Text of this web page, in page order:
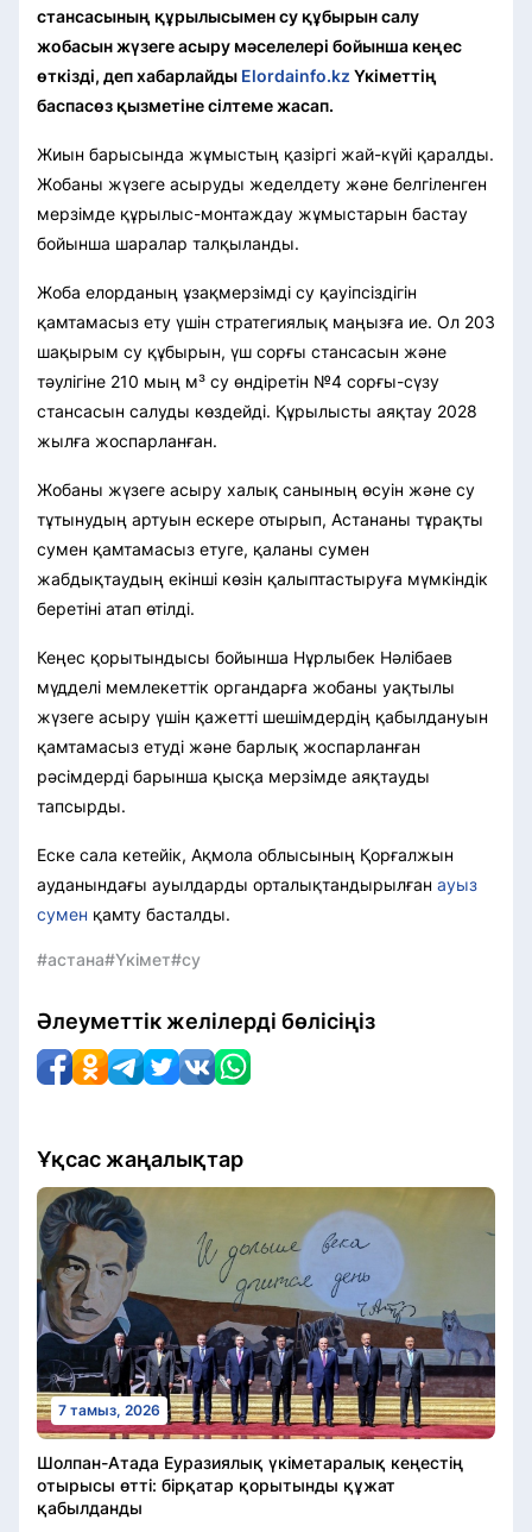
стансасының құрылысымен су құбырын салу
жобасын жүзеге асыру мәселелері бойынша кеңес
өткізді, деп хабарлайды Elordainfo.kz Үкіметтің
баспасөз қызметіне сілтеме жасап.
Жиын барысында жұмыстың қазіргі жай-күйі қаралды.
Жобаны жүзеге асыруды жеделдету және белгіленген
мерзімде құрылыс-монтаждау жұмыстарын бастау
бойынша шаралар талқыланды.
Жоба елорданың ұзақмерзімді су қауіпсіздігін
қамтамасыз ету үшін стратегиялық маңызға ие. Ол 203
шақырым су құбырын, үш сорғы стансасын және
тәулігіне 210 мың м³ су өндіретін №4 сорғы-сүзу
стансасын салуды көздейді. Құрылысты аяқтау 2028
жылға жоспарланған.
Жобаны жүзеге асыру халық санының өсуін және су
тұтынудың артуын ескере отырып, Астананы тұрақты
сумен қамтамасыз етуге, қаланы сумен
жабдықтаудың екінші көзін қалыптастыруға мүмкіндік
беретіні атап өтілді.
Кеңес қорытындысы бойынша Нұрлыбек Нәлібаев
мүдделі мемлекеттік органдарға жобаны уақтылы
жүзеге асыру үшін қажетті шешімдердің қабылдануын
қамтамасыз етуді және барлық жоспарланған
рәсімдерді барынша қысқа мерзімде аяқтауды
тапсырды.
Еске сала кетейік, Ақмола облысының Қорғалжын
ауданындағы ауылдарды орталықтандырылған ауыз
сумен қамту басталды.
#астана#Үкімет#су
Әлеуметтік желілерді бөлісіңіз
Ұқсас жаңалықтар
7 тамыз, 2026
Шолпан-Атада Еуразиялық үкіметаралық кеңестің
отырысы өтті: бірқатар қорытынды құжат
қабылданды